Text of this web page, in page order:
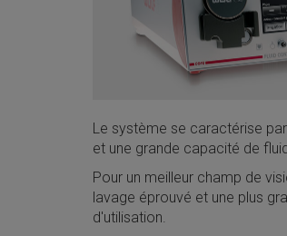
Le système se caractérise
et une grande capacité de
Pour un meilleur champ de
lavage éprouvé et une plus
d'utilisation.